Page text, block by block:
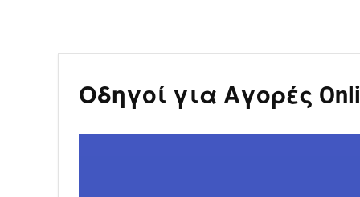
Οδηγοί για Αγορές